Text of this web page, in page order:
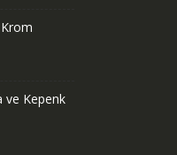
ve Kepenk